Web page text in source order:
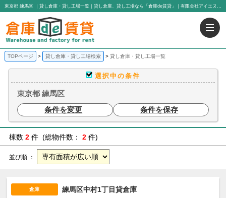
東京都 練馬区 ｜貸し倉庫・貸し工場一覧｜貸し倉庫、貸し工場なら「倉庫de賃貸」｜有限会社アイエヌジー・トゥエンティーワン
TOPページ 貸し倉庫・貸し工場検索 貸し倉庫・貸し工場一覧
選択中の条件
東京都 練馬区
条件を変更
条件を保存
棟数 2 件 (総物件数： 2 件)
並び順 ：
倉庫 練馬区中村1丁目貸倉庫